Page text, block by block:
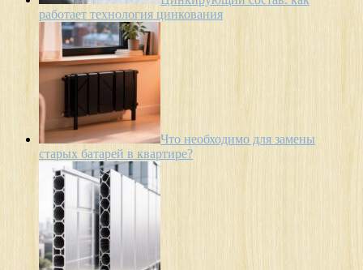
работает технология цинкования
Что необходимо для замены
старых батарей в квартире?